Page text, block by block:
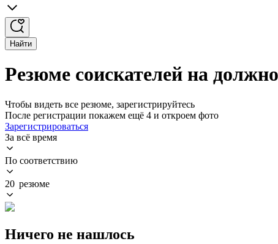
Найти
Резюме соискателей на
Чтобы видеть все резюме, зарегистрируйтесь
После регистрации покажем ещё 4 и откроем фото
Зарегистрироваться
За всё время
По соответствию
20 резюме
Ничего не нашлось